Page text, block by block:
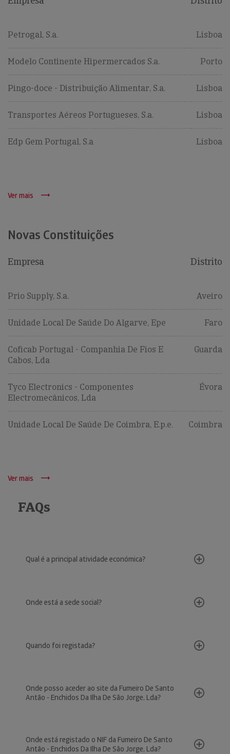
Petrogal, S.a. Lisboa
Modelo Continente Hipermercados S.a. Porto
Pingo-doce - Distribuição Alimentar, S.a. Lisboa
Transportes Aéreos Portugueses, S.a. Lisboa
Edp Gem Portugal, S.a Lisboa
Ver mais
Novas Constituições
Empresa Distrito
Prio Supply, S.a. Aveiro
Unidade Local De Saúde Do Algarve, Epe Faro
Coficab Portugal - Companhia De Fios E
Cabos, Lda
Guarda
Tyco Electronics - Componentes
Electromecânicos, Lda
Évora
Unidade Local De Saúde De Coimbra, E.p.e. Coimbra
Ver mais
FAQs
Qual é a principal atividade económica?
Onde está a sede social?
Quando foi registada?
Onde posso aceder ao site da Fumeiro De Santo
Antão - Enchidos Da Ilha De São Jorge, Lda?
Onde está registado o NIF da Fumeiro De Santo
Antão - Enchidos Da Ilha De São Jorge, Lda?